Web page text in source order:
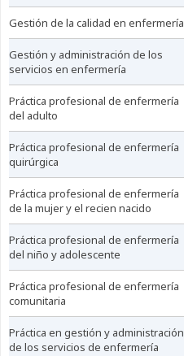
gestión de la calidad en enfermería
gestión y administración de los
servicios en enfermería
práctica profesional de enfermería
del adulto
práctica profesional de enfermería
quirúrgica
práctica profesional de enfermería
de la mujer y el recien nacido
práctica profesional de enfermería
del niño y adolescente
práctica profesional de enfermería
comunitaria
práctica en gestión y administración
de los servicios de enfermería